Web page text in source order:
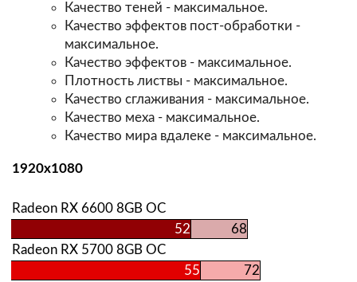
Качество теней - максимальное.
Качество эффектов пост-обработки -
максимальное.
Качество эффектов - максимальное.
Плотность листвы - максимальное.
Качество сглаживания - максимальное.
Качество меха - максимальное.
Качество мира вдалеке - максимальное.
1920х1080
Radeon RX 6600 8GB OC
52
68
Radeon RX 5700 8GB OC
55
72